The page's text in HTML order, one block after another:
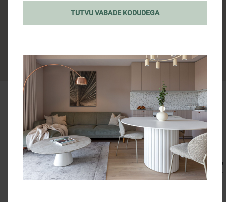
Asukoht
korrusel
Vaata teisi
kortereid sellel
korrusel
Türi tänav
Kohila tänav Park
TUTVU VABADE KODUDEGA